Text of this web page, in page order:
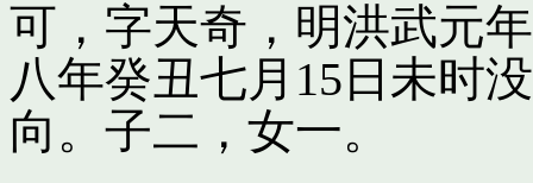
可，字天奇，明洪武元
八年癸丑七月15日未时
向。子二，女一。